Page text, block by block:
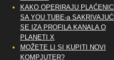
KAKO OPERIRAJU PLAĆENICI
SA YOU TUBE-a SAKRIVAJUĆI
SE IZA PROFILA KANALA O
PLANETI X
MOŽETE LI SI KUPITI NOVI
KOMPJUTER?